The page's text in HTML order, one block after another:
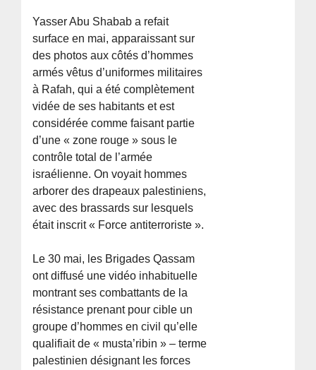
Yasser Abu Shabab a refait
surface en mai, apparaissant sur
des photos aux côtés d’hommes
armés vêtus d’uniformes militaires
à Rafah, qui a été complètement
vidée de ses habitants et est
considérée comme faisant partie
d’une « zone rouge » sous le
contrôle total de l’armée
israélienne. On voyait hommes
arborer des drapeaux palestiniens,
avec des brassards sur lesquels
était inscrit « Force antiterroriste ».
Le 30 mai, les Brigades Qassam
ont diffusé une vidéo inhabituelle
montrant ses combattants de la
résistance prenant pour cible un
groupe d’hommes en civil qu’elle
qualifiait de « musta’ribin » – terme
palestinien désignant les forces